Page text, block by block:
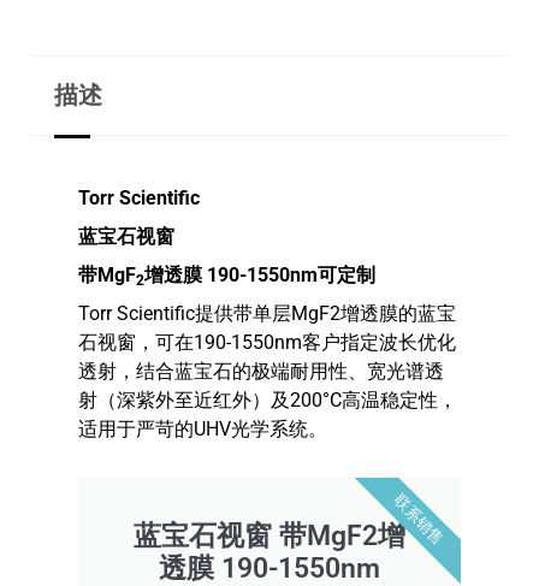
描述
Torr Scientific
蓝宝石视窗
带MgF2增透膜 190-1550nm可定制
Torr Scientific提供带单层MgF2增透膜的蓝宝
石视窗，可在190-1550nm客户指定波长优化
透射，结合蓝宝石的极端耐用性、宽光谱透
射（深紫外至近红外）及200°C高温稳定性，
适用于严苛的UHV光学系统。
蓝宝石视窗 带MgF2增
透膜 190-1550nm
联系销售